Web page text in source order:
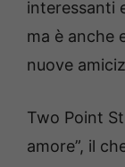
interessanti
ma è anche
nuove
Two Point
amore”, il